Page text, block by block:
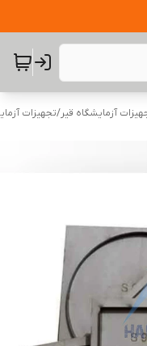
آزمایشگاه قیر/تجهیزات